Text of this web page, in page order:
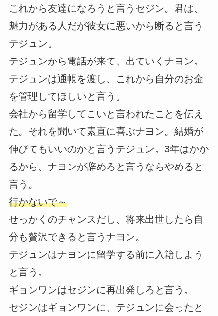
これから友達になろうと言うセジン。君は、
魅力がある人だが彼女に悪いから断ると言う
テジュン。
テジュンから電話が来て、出ていくナヨン。
テジュンは通帳を渡し、これから自分のお金
を管理してほしいと言う。
会社から留学してこいと言われたことを伝え
た。それを聞いて素直に喜ぶナヨン。結婚が
伸びてもいいのかと言うテジュン。3年はかか
るから、ナヨンが辞めろと言うならやめると
言う。
行かないで～
せっかくのチャンスだし、将来出世したら自
分も贅沢できると言うナヨン。
テジュンはナヨンに留学する前に入籍しよう
と言う。
ギョンワンはセジンに再出発しろと言う。
セジンはギョンワンに、テジュンに会ったと